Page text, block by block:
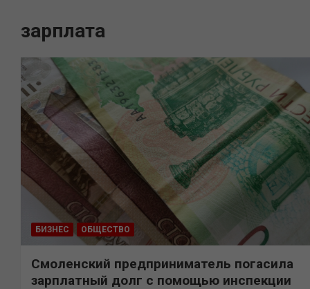
зарплата
БИЗНЕС ОБЩЕСТВО
Смоленский предприниматель погасила
зарплатный долг с помощью инспекции